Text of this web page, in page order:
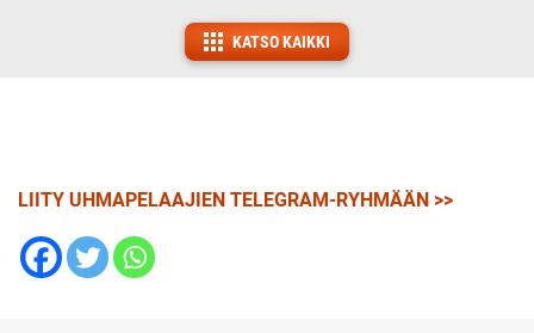
KATSO KAIKKI
LIITY UHMAPELAAJIEN TELEGRAM-RYHMÄÄN >>